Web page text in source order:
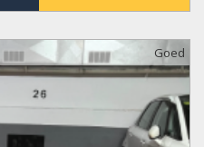
Goed